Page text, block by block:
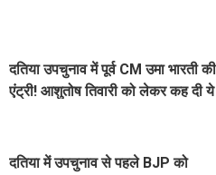
दतिया उपचुनाव में पूर्व CM उमा भारती की
एंट्री! आशुतोष तिवारी को लेकर कह दी ये
दतिया में उपचुनाव से पहले BJP को